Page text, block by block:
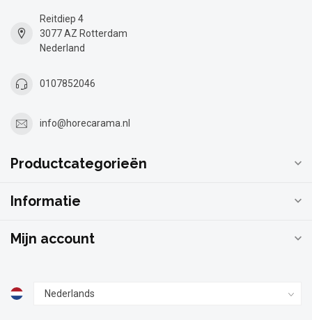
Reitdiep 4
3077 AZ Rotterdam
Nederland
0107852046
info@horecarama.nl
Productcategorieën
Informatie
Mijn account